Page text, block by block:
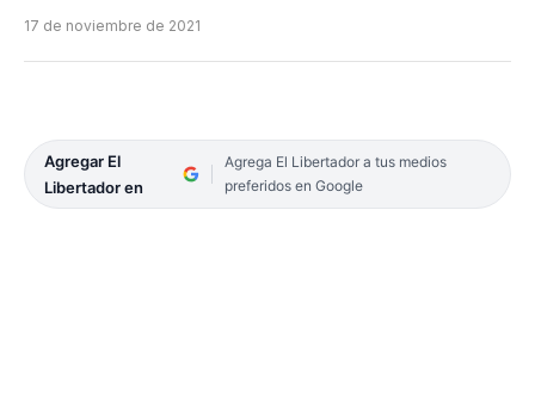
17 de noviembre de 2021
Agregar El
Libertador en
Agrega El Libertador a tus medios
preferidos en Google